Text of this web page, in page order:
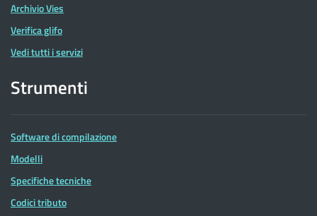
Archivio Vies
Verifica glifo
Vedi tutti i servizi
Strumenti
Software di compilazione
Modelli
Specifiche tecniche
Codici tributo